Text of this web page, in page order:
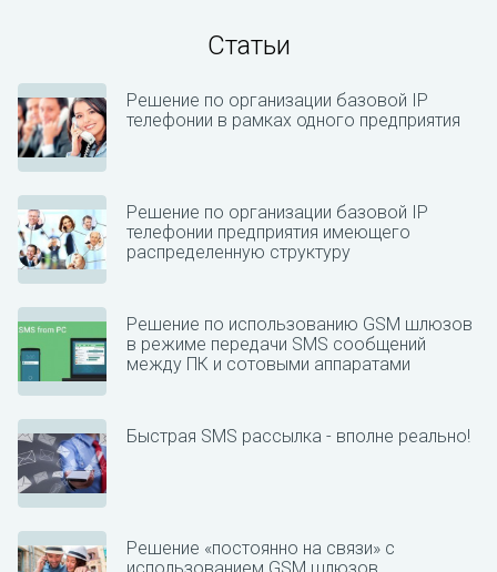
Статьи
Решение по организации базовой IP
телефонии в рамках одного предприятия
Решение по организации базовой IP
телефонии предприятия имеющего
распределенную структуру
Решение по использованию GSM шлюзов
в режиме передачи SMS сообщений
между ПК и сотовыми аппаратами
Быстрая SMS рассылка - вполне реально!
Решение «постоянно на связи» с